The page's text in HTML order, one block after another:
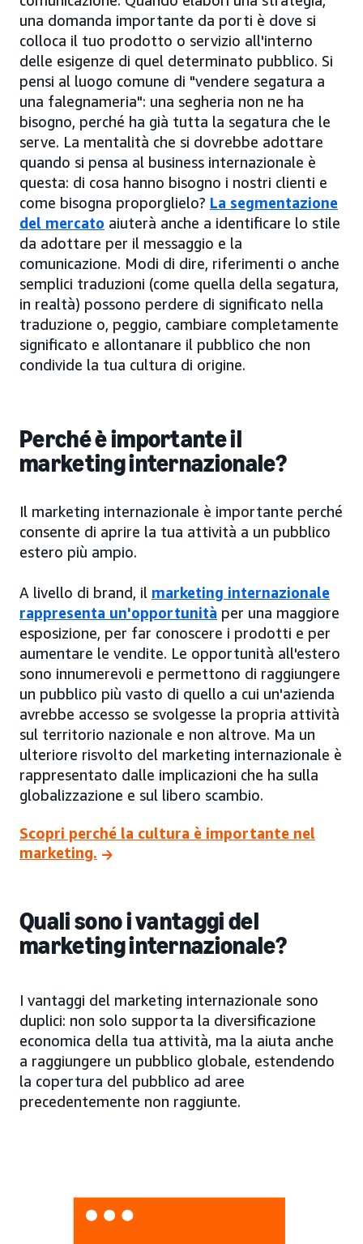
una domanda importante da porti è dove si
colloca il tuo prodotto o servizio all'interno
delle esigenze di quel determinato pubblico. Si
pensi al luogo comune di "vendere segatura a
una falegnameria": una segheria non ne ha
bisogno, perché ha già tutta la segatura che le
serve. La mentalità che si dovrebbe adottare
quando si pensa al business internazionale è
questa: di cosa hanno bisogno i nostri clienti e
come bisogna proporglielo? La segmentazione
del mercato aiuterà anche a identificare lo stile
da adottare per il messaggio e la
comunicazione. Modi di dire, riferimenti o anche
semplici traduzioni (come quella della segatura,
in realtà) possono perdere di significato nella
traduzione o, peggio, cambiare completamente
significato e allontanare il pubblico che non
condivide la tua cultura di origine.
Perché è importante il
marketing internazionale?
Il marketing internazionale è importante perché
consente di aprire la tua attività a un pubblico
estero più ampio.
A livello di brand, il marketing internazionale
rappresenta un'opportunità per una maggiore
esposizione, per far conoscere i prodotti e per
aumentare le vendite. Le opportunità all'estero
sono innumerevoli e permettono di raggiungere
un pubblico più vasto di quello a cui un'azienda
avrebbe accesso se svolgesse la propria attività
sul territorio nazionale e non altrove. Ma un
ulteriore risvolto del marketing internazionale è
rappresentato dalle implicazioni che ha sulla
globalizzazione e sul libero scambio.
Scopri perché la cultura è importante nel
marketing.
Quali sono i vantaggi del
marketing internazionale?
I vantaggi del marketing internazionale sono
duplici: non solo supporta la diversificazione
economica della tua attività, ma la aiuta anche
a raggiungere un pubblico globale, estendendo
la copertura del pubblico ad aree
precedentemente non raggiunte.